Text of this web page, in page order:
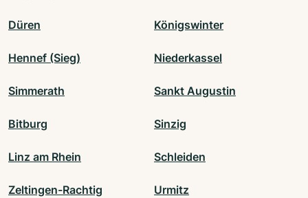
Düren Königswinter
Hennef (Sieg) Niederkassel
Simmerath Sankt Augustin
Bitburg Sinzig
Linz am Rhein Schleiden
Zeltingen-Rachtig Urmitz